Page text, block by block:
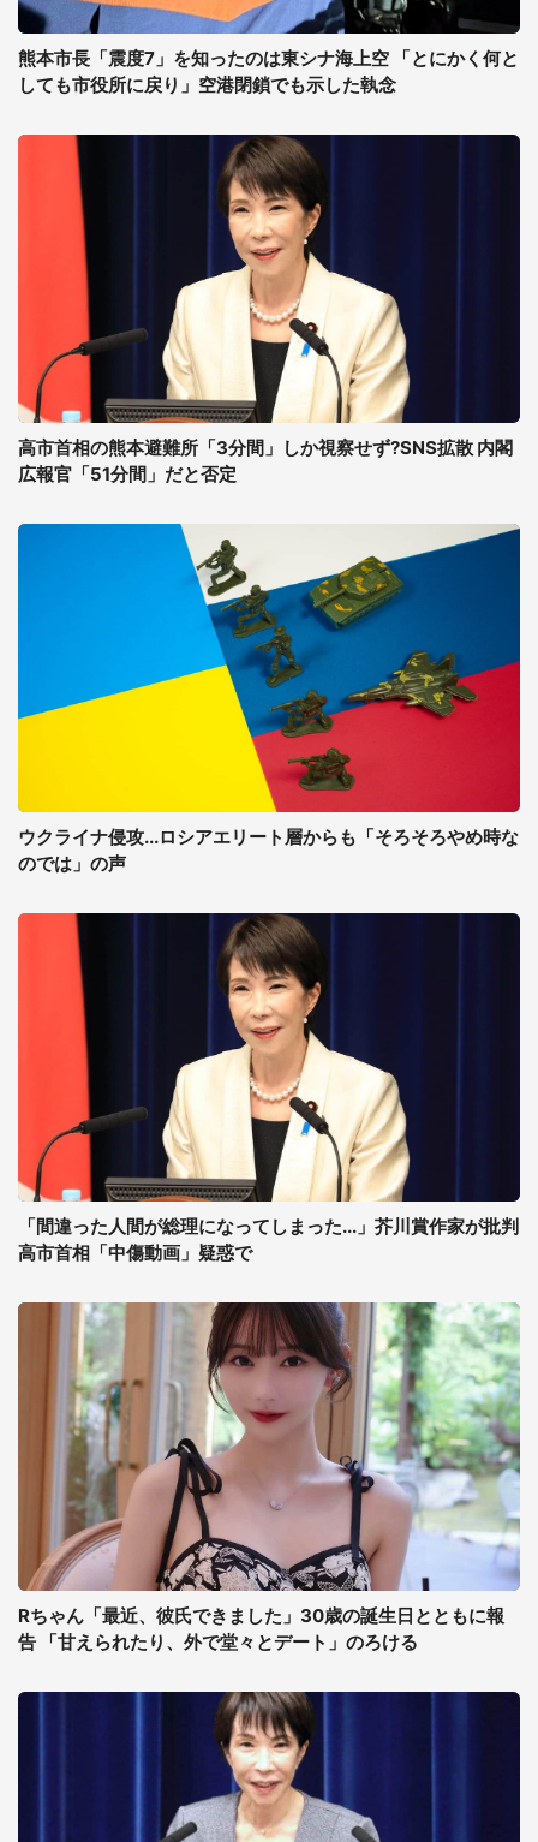
熊本市長「震度7」を知ったのは東シナ海上空 「とにかく何と
しても市役所に戻り」空港閉鎖でも示した執念
高市首相の熊本避難所「3分間」しか視察せず?SNS拡散 内閣
広報官「51分間」だと否定
ウクライナ侵攻...ロシアエリート層からも「そろそろやめ時な
のでは」の声
「間違った人間が総理になってしまった...」芥川賞作家が批判
高市首相「中傷動画」疑惑で
Rちゃん「最近、彼氏できました」30歳の誕生日とともに報
告 「甘えられたり、外で堂々とデート」のろける